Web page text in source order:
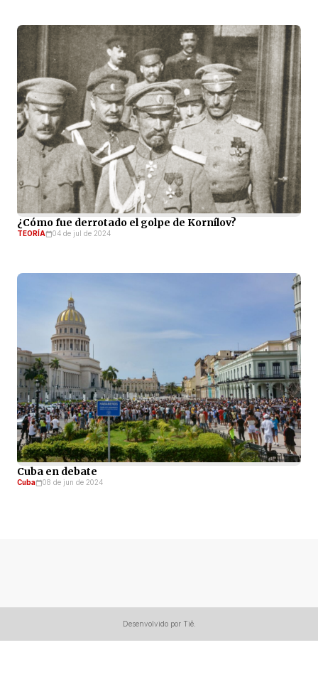
¿Cómo fue derrotado el golpe de Kornílov?
TEORÍA 04 de jul de 2024
Cuba en debate
Cuba 08 de jun de 2024
Desenvolvido por Tiê.